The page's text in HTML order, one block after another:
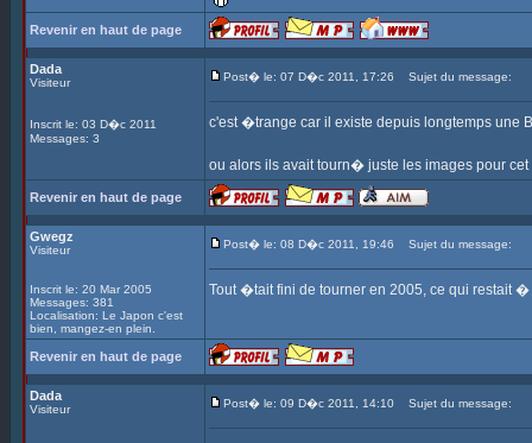
Revenir en haut de page
Dada
Visiteur
Inscrit le: 03 D�c 2011
Messages: 3
Post� le: 07 D�c 2011, 17:26 Sujet du message:
c'est �trange car il existe depuis longtemps une
ou alors ils avait tourn� juste les images pour
Revenir en haut de page
Gwegz
Visiteur
Inscrit le: 20 Mar 2005
Messages: 381
Localisation: Le Japon c'est
bien, mangez-en plein.
Post� le: 08 D�c 2011, 19:46 Sujet du message:
Tout �tait fini de tourner en 2005, ce qui restait
Revenir en haut de page
Dada
Visiteur Post� le: 09 D�c 2011, 14:10 Sujet du message: